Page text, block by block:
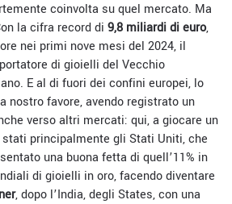
coinvolta su quel mercato. Ma
la cifra record di 9,8 miliardi di euro,
nei primi nove mesi del 2024, il
di gioielli del Vecchio
E al di fuori dei confini europei, lo
nostro favore, avendo registrato un
verso altri mercati: qui, a giocare un
principalmente gli Stati Uniti, che
una buona fetta di quell’11% in
di gioielli in oro, facendo diventare
, dopo l’India, degli States, con una